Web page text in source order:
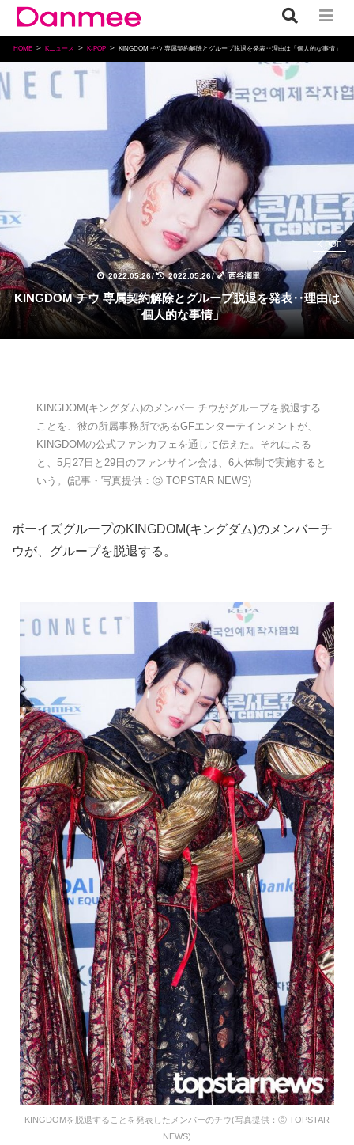
HOME Kニュース K-POP KINGDOM チウ 専属契約解除とグループ脱退を発表‥理由は「個人的な事情」
2022.05.26/ 2022.05.26/ 西谷瀬里
K-POP
KINGDOM チウ 専属契約解除とグループ脱退を発表‥理由は
「個人的な事情」
KINGDOM(キングダム)のメンバー チウがグループを脱退する
ことを、彼の所属事務所であるGFエンターテインメントが、
KINGDOMの公式ファンカフェを通して伝えた。それによる
と、5月27日と29日のファンサイン会は、6人体制で実施すると
いう。(記事・写真提供：ⓒ TOPSTAR NEWS)
ボーイズグループのKINGDOM(キングダム)のメンバーチ
ウが、グループを脱退する。
KINGDOMを脱退することを発表したメンバーのチウ(写真提供：ⓒ TOPSTAR
NEWS)